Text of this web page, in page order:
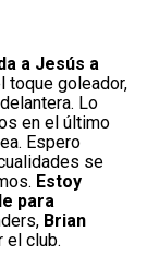
a Jesús a
toque goleador,
Lo
en el último
Espero
se
Estoy
para
Brian
el club.